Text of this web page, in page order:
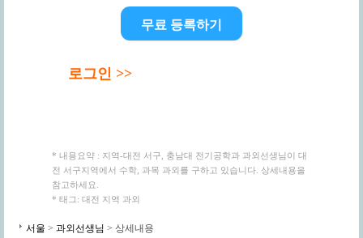
무료 등록하기
로그인 >>
* 내용요약 : 지역-대전 서구, 충남대 전기공학과 과외선생님이 대
전 서구지역에서 수학, 과목 과외를 구하고 있습니다. 상세내용을
참고하세요.
* 태그: 대전 지역 과외
서울 > 과외선생님 > 상세내용